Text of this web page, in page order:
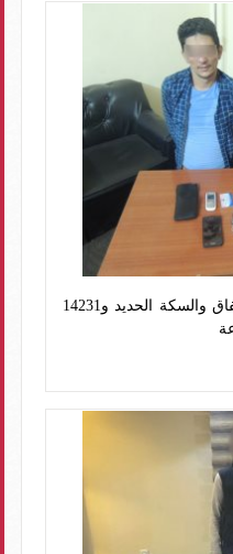
ضبط 1431 قضية فى مترو الأنفاق والسكة الحديد و14231